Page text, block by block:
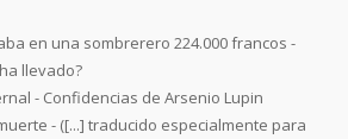
en una sombrerero 224.000 francos -
llevado?
- Confidencias de Arsenio Lupin
- ([...] traducido especialmente para